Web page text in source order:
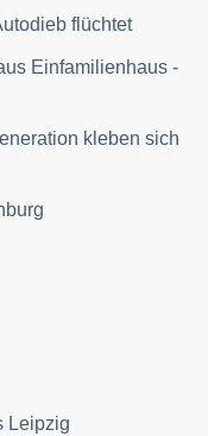
flüchtet
Einfamilienhaus -
kleben sich
Leipzig